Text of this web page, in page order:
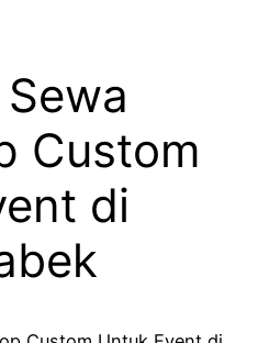
Custom
di